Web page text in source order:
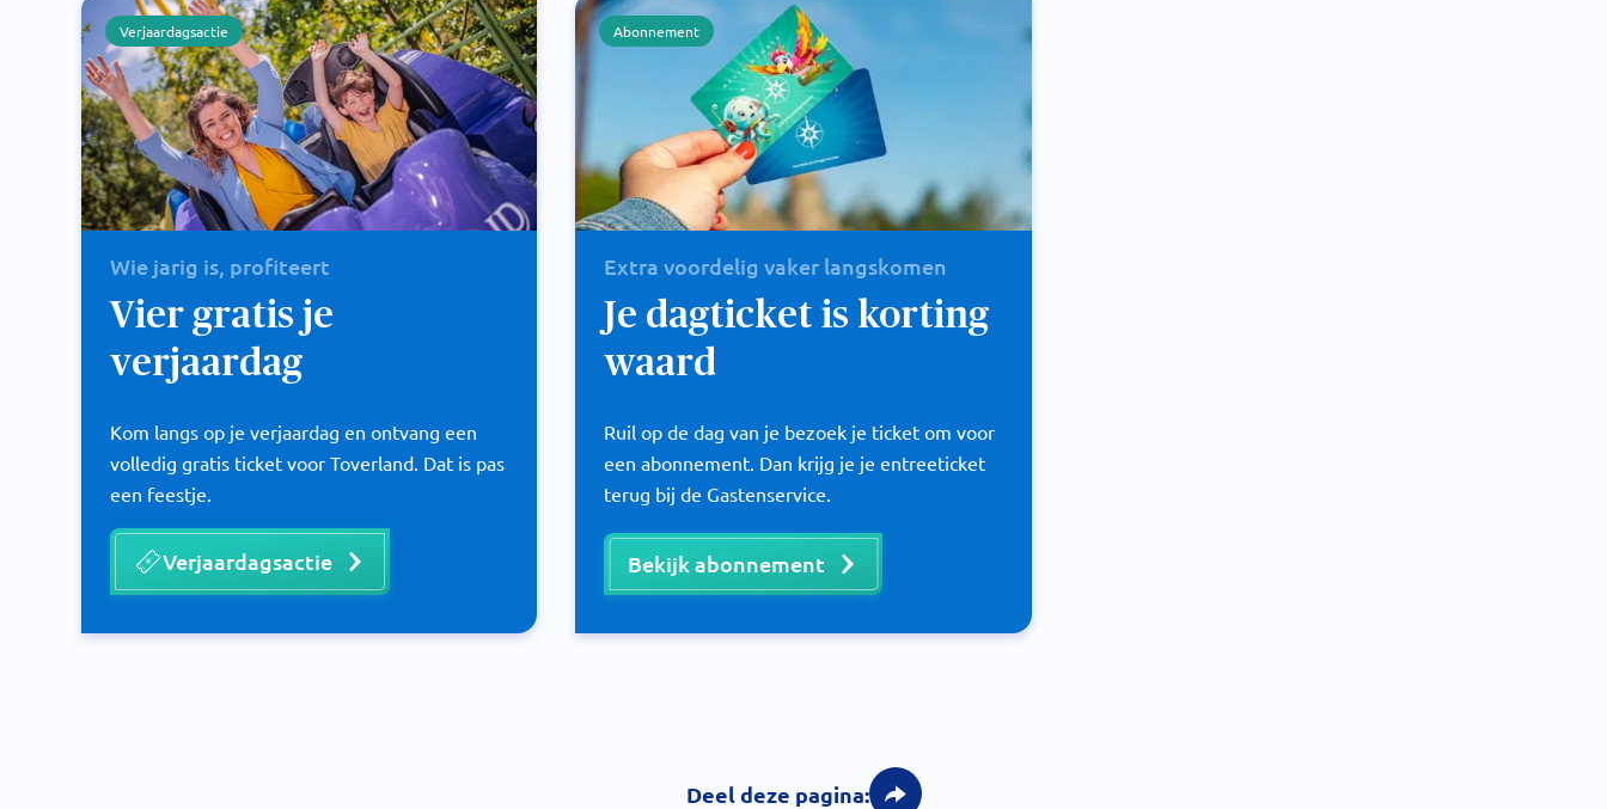
Verjaardagsactie
Wie jarig is, profiteert
Vier gratis je
verjaardag
Kom langs op je verjaardag en ontvang een
volledig gratis ticket voor Toverland. Dat is pas
een feestje.
Verjaardagsactie
Abonnement
Extra voordelig vaker langskomen
Je dagticket is korting
waard
Ruil op de dag van je bezoek je ticket om voor
een abonnement. Dan krijg je je entreeticket
terug bij de Gastenservice.
Bekijk abonnement
Deel deze pagina: